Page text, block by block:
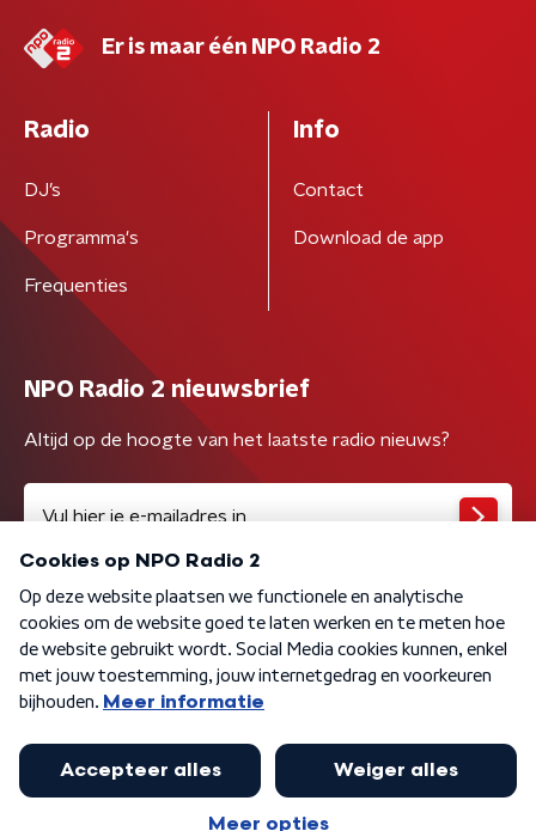
Er is maar één NPO Radio 2
Radio
DJ’s
Programma's
Frequenties
Info
Contact
Download de app
NPO Radio 2 nieuwsbrief
Altijd op de hoogte van het laatste radio nieuws?
Algemene voorwaarden